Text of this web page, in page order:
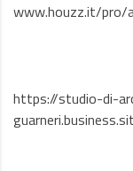
www.houzz.it/pro/
https://studio-di-